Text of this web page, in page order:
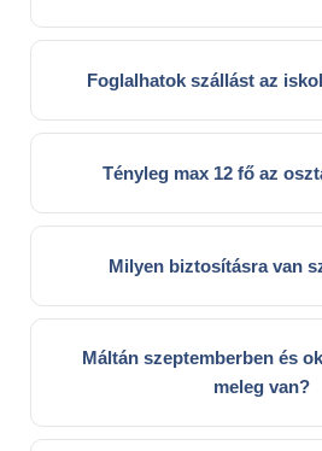
Foglalhatok szállást az
Tényleg max 12 fő az
Milyen biztosításra van
Máltán szeptemberben és
meleg van?